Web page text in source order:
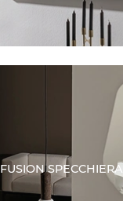
FUSION SPECCHIERA